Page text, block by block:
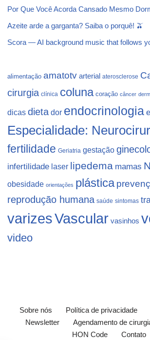
Por Que Você Acorda Cansado Mesmo
Azeite arde a garganta? Saiba o porquê! 🫒
Scora — AI background music that follows
alimentação amatotv arterial aterosclerose
cirurgia clínica coluna coração câncer
dicas dieta dor endocrinologia
Especialidade:
fertilidade Geriatria gestação
infertilidade laser lipedema mamas
obesidade orientações plástica
reprodução humana saúde sintomas
varizesVascular vasinhos
video
Sobre nós Política de privacidade
Newsletter
Agendamento de
HON Code
Contato